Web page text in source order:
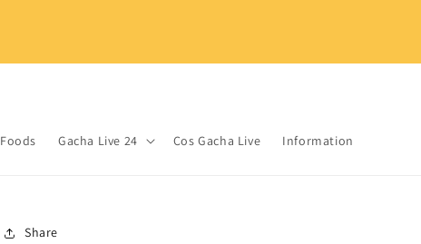
Foods Gacha Live 24 Cos Gacha Live Information
Share